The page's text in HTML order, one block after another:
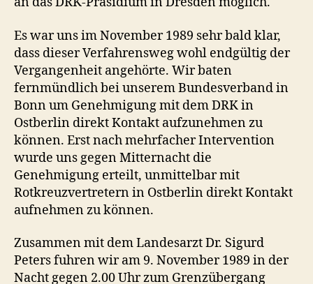
Es war uns im November 1989 sehr bald klar,
dass dieser Verfahrensweg wohl endgültig der
Vergangenheit angehörte. Wir baten
fernmündlich bei unserem Bundesverband in
Bonn um Genehmigung mit dem DRK in
Ostberlin direkt Kontakt aufzunehmen zu
können. Erst nach mehrfacher Intervention
wurde uns gegen Mitternacht die
Genehmigung erteilt, unmittelbar mit
Rotkreuzvertretern in Ostberlin direkt Kontakt
aufnehmen zu können.
Zusammen mit dem Landesarzt Dr. Sigurd
Peters fuhren wir am 9. November 1989 in der
Nacht gegen 2.00 Uhr zum Grenzübergang